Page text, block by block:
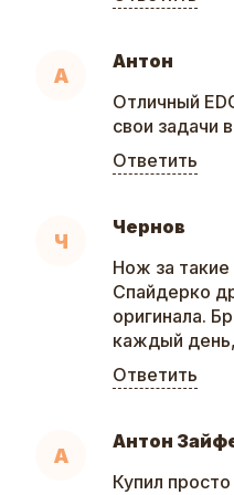
А
Антон
Отличный
свои задачи
Ответить
Ч
Чернов
Нож за
Спайдерко
оригинала.
каждый день,
Ответить
А
Антон
Купил